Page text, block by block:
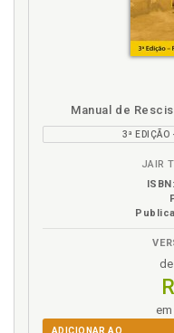
Ordenamento
trabalho, p. 118
Psicossocial.
Referências, p. 147
Reflexos jurídicos
Riscos
Manual de
3ª EDIÇÃO
JAIR
ISBN:
de
ADICIONAR AO